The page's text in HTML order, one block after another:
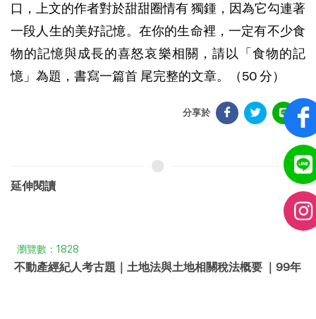
口，上文的作者對於甜甜圈情有 獨鍾，因為它勾連著
一段人生的美好記憶。在你的生命裡，一定有不少食
物的記憶與成長的喜怒哀樂相關，請以「食物的記
憶」為題，書寫一篇首 尾完整的文章。（50 分）
分享於
延伸閱讀
瀏覽數：1828
不動產經紀人考古題｜土地法與土地相關稅法概要 ｜99年